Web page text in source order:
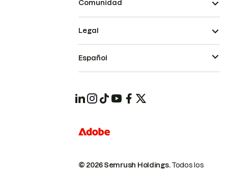
Comunidad
© 2026 Semrush Holdings.Todos los
Legal
Español